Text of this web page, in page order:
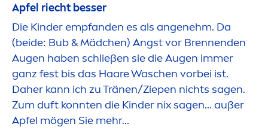
Apfel riecht besser
Die Kinder empfanden es als angenehm. Da
(beide: Bub & Mädchen) Angst vor Brennenden
Augen haben schließen sie die Augen immer
ganz fest bis das Haare Waschen vorbei ist.
Daher kann ich zu Tränen/Ziepen nichts sagen.
Zum duft konnten die Kinder nix sagen... außer
Apfel mögen Sie mehr...